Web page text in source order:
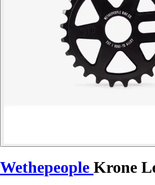
Wethepeople Krone